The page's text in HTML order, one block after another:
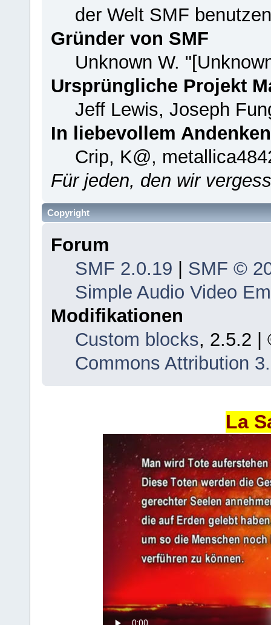
der Welt SMF
Gründer von SMF
Unknown W.
Ursprüngliche Projekt
Jeff Lewis, Joseph
In liebevollem
Crip, K@,
Für jeden, den wir
Copyright
Forum
SMF 2.0.19
SMF ©
Simple Audio Video
Modifikationen
Custom blocks, 2.5.2 |
Commons Attribution
La